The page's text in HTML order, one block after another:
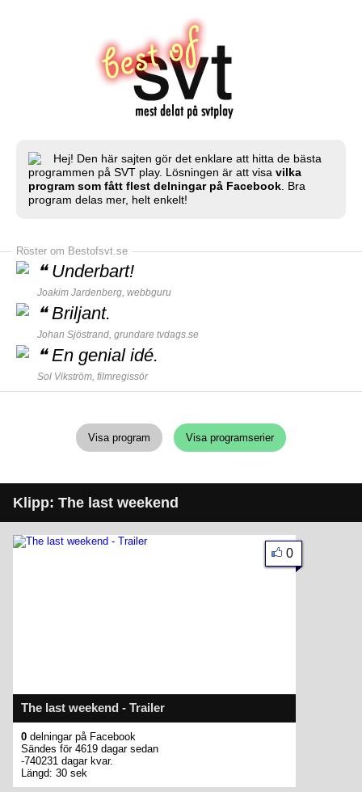
Hej! Den här sajten gör det enklare att hitta de bästa
programmen på SVT play. Lösningen är att visa vilka
program som fått flest delningar på Facebook . Bra
program delas mer, helt enkelt!
Röster om Bestofsvt.se
❝ Underbart!
Joakim Jardenberg, webbguru
❝Briljant.
Johan Sjöstrand, grundare tvdags.se
❝En genial idé.
Sol Vikström, filmregissör
Visa program Visa programserier
Klipp: The last weekend
The last weekend - Trailer
0
0 delningar på Facebook
Sändes för 4619 dagar sedan
-740231 dagar kvar.
Längd: 30 sek